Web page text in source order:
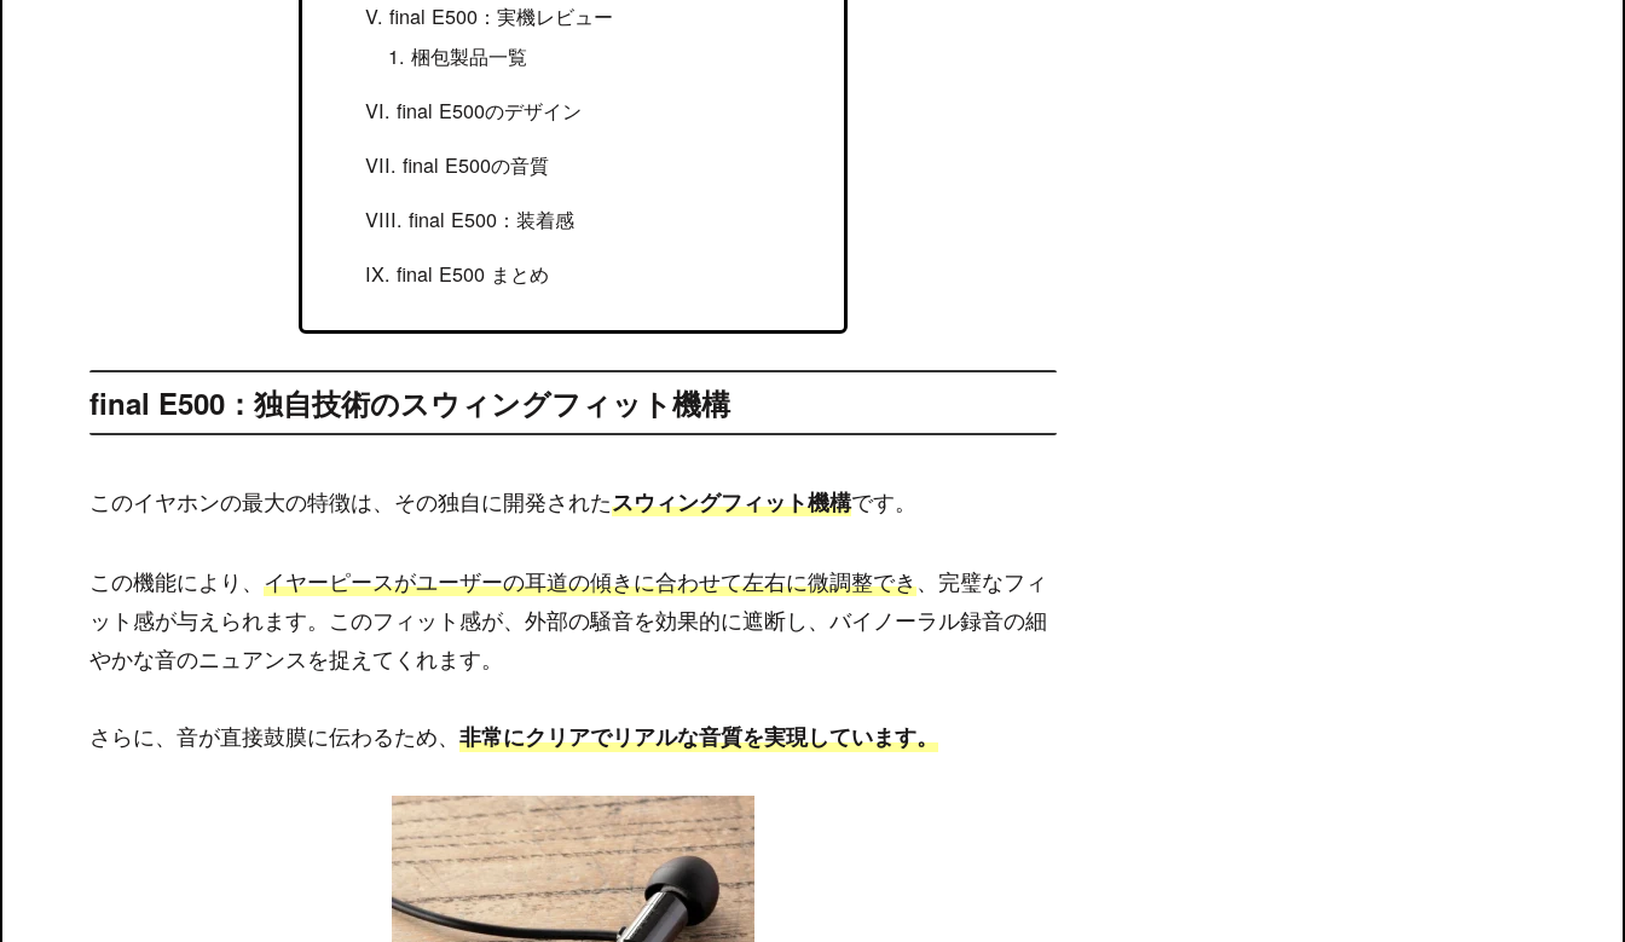
final E500：実機レビュー
梱包製品一覧
final E500のデザイン
final E500の音質
final E500：装着感
final E500 まとめ
final E500：独自技術のスウィングフィット機構
このイヤホンの最大の特徴は、その独自に開発されたスウィングフィット機構です。
この機能により、 イヤーピースがユーザーの耳道の傾きに合わせて左右に微調整でき、完璧なフィ
ット感が与えられます。このフィット感が、外部の騒音を効果的に遮断し、バイノーラル録音の細
やかな音のニュアンスを捉えてくれます。
さらに、音が直接鼓膜に伝わるため、 非常にクリアでリアルな音質を実現しています。